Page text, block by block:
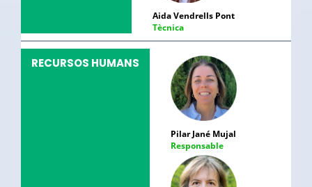
Aida Vendrells Pont
Tècnica
RECURSOS HUMANS
Pilar Jané Mujal
Responsable